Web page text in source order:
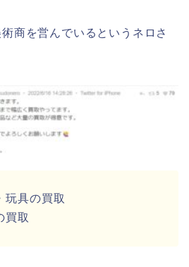
商を営んでいるというネロさ
玩具の買取
買取